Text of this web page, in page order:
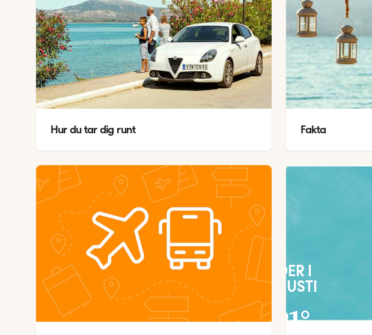
Hur du tar dig runt Fakta
VÄDER I
AUGUSTI
21°